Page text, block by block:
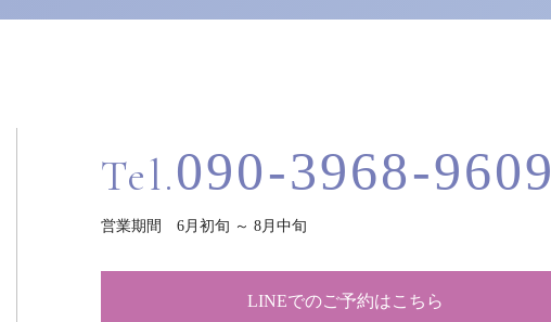
Tel.090-3968-9609
営業期間 6月初旬 ～ 8月中旬
LINEでのご予約はこちら